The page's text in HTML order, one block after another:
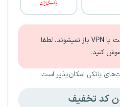
درگاه‌های پرداخت با VPN باز نمیشوند، لطفا
بانکی امکان‌پذیر است
کد تخفیف